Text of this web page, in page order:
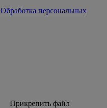
Обработка персональных
Прикрепить файл